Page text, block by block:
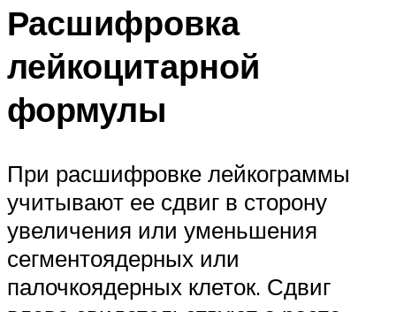
Расшифровка
лейкоцитарной
формулы
При расшифровке лейкограммы
учитывают ее сдвиг в сторону
увеличения или уменьшения
сегментоядерных или
палочкоядерных клеток. Сдвиг